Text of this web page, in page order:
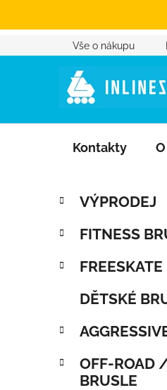
Přejít na obsah
Vše o nákupu
Kontakty
Postranní
Přeskočit kategorie
Kategorie
VÝPRODEJ
FITNESS
DĚTSKÉ
OFF-ROAD
BRUSLE